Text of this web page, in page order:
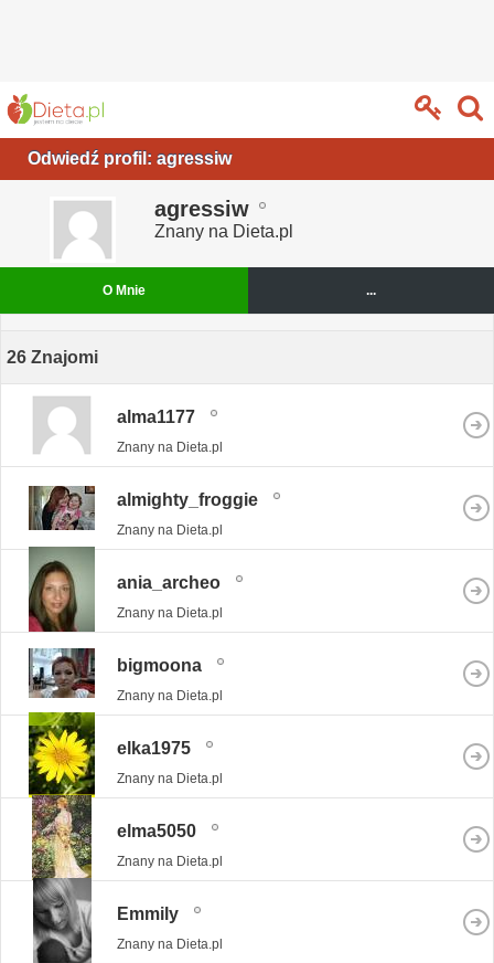
Odwiedź profil: agressiw
agressiw
Znany na Dieta.pl
O Mnie ...
26 Znajomi
alma1177
Znany na Dieta.pl
almighty_froggie
Znany na Dieta.pl
ania_archeo
Znany na Dieta.pl
bigmoona
Znany na Dieta.pl
elka1975
Znany na Dieta.pl
elma5050
Znany na Dieta.pl
Emmily
Znany na Dieta.pl